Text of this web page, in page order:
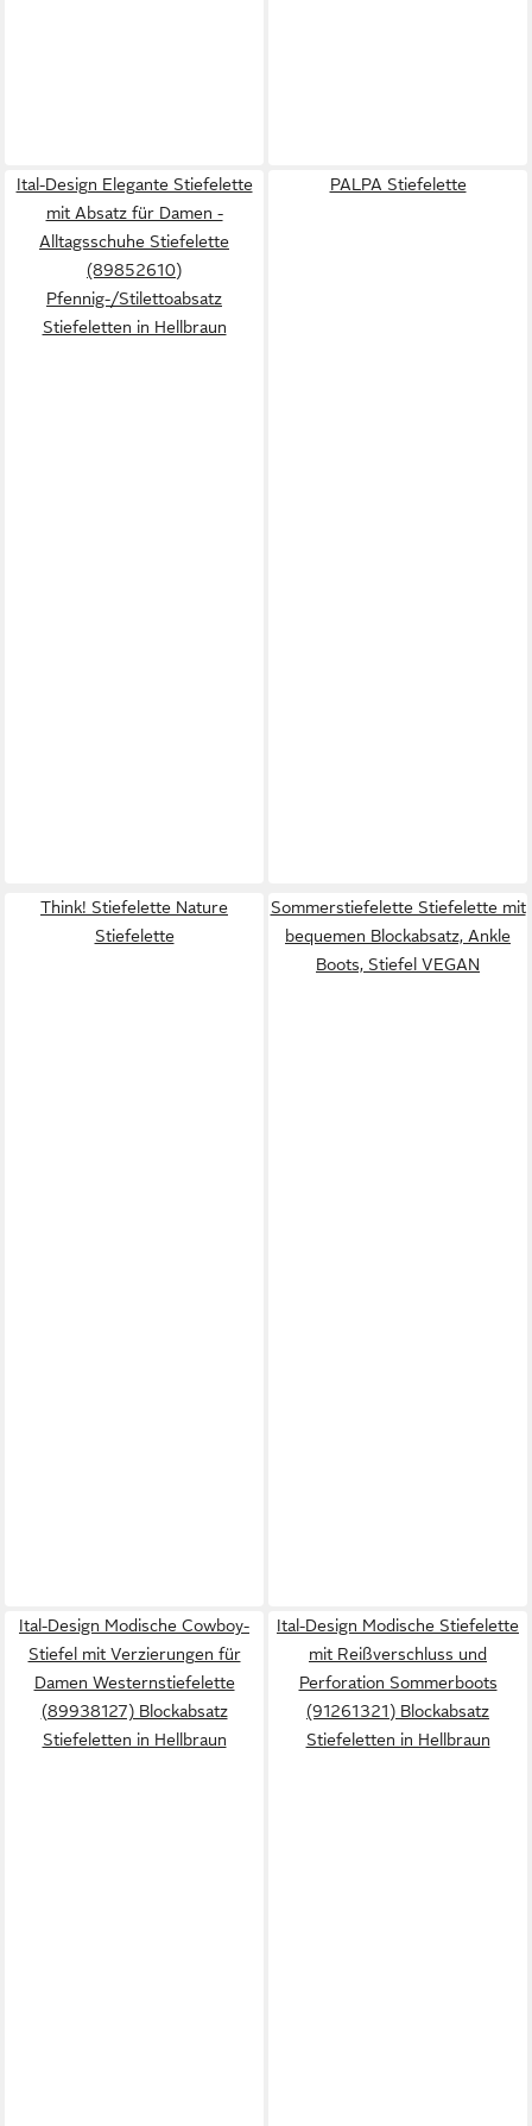
Ital-Design Elegante Stiefelette
mit Absatz für Damen -
Alltagsschuhe Stiefelette
(89852610)
Pfennig-/Stilettoabsatz
Stiefeletten in Hellbraun
PALPA Stiefelette
Think! Stiefelette Nature
Stiefelette
Sommerstiefelette Stiefelette mit
bequemen Blockabsatz, Ankle
Boots, Stiefel VEGAN
Ital-Design Modische Cowboy-
Stiefel mit Verzierungen für
Damen Westernstiefelette
(89938127) Blockabsatz
Stiefeletten in Hellbraun
Ital-Design Modische Stiefelette
mit Reißverschluss und
Perforation Sommerboots
(91261321) Blockabsatz
Stiefeletten in Hellbraun